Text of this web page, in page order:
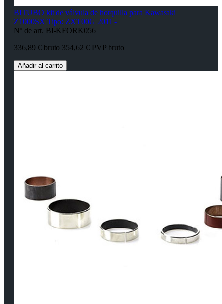
BITUBO kit de válvula de horquilla para Kawasaki
Z1000SX Tipo: ZXT00G 2011 -
Nº de art. BI-KFORK056
336,89 € bruto 354,62 € PVP bruto
Añadir al carrito